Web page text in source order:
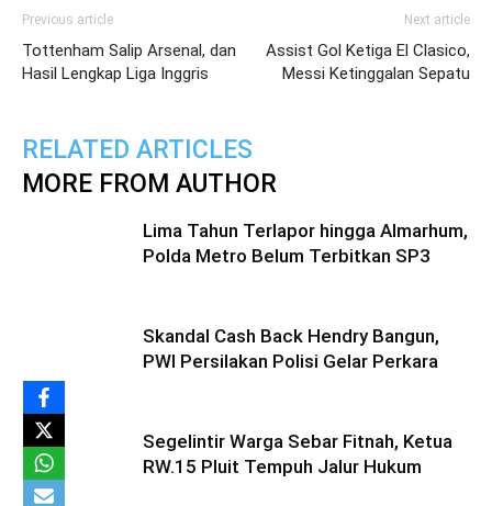
Previous article
Tottenham Salip Arsenal, dan
Hasil Lengkap Liga Inggris
Next article
Assist Gol Ketiga El Clasico,
Messi Ketinggalan Sepatu
RELATED ARTICLES
MORE FROM AUTHOR
Lima Tahun Terlapor hingga Almarhum,
Polda Metro Belum Terbitkan SP3
Skandal Cash Back Hendry Bangun,
PWI Persilakan Polisi Gelar Perkara
Segelintir Warga Sebar Fitnah, Ketua
RW.15 Pluit Tempuh Jalur Hukum